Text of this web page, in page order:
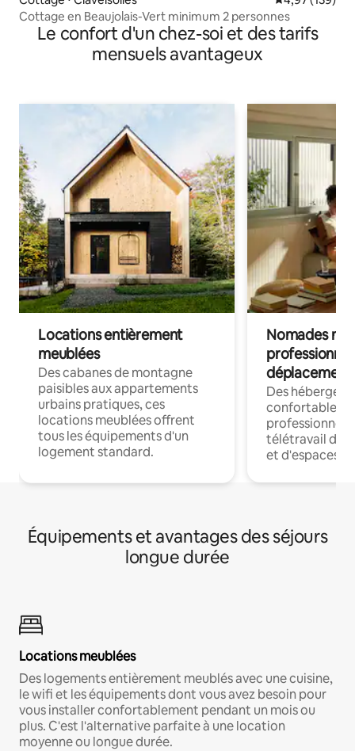
Cottage en Beaujolais-Vert minimum 2 personnes
Le confort d'un chez-soi et des tarifs
mensuels avantageux
Locations entièrement
meublées
Des cabanes de montagne
paisibles aux appartements
urbains pratiques, ces
locations meublées offrent
tous les équipements d'un
logement standard.
Nomades
déplacement
Des
confortables
professionnels
télétravail
et d'espaces
Équipements et avantages des séjours
longue durée
Locations meublées
Des logements entièrement meublés avec une cuisine,
le wifi et les équipements dont vous avez besoin pour
vous installer confortablement pendant un mois ou
plus. C'est l'alternative parfaite à une location
moyenne ou longue durée.